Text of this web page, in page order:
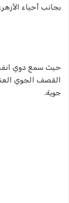
بجانب أحياء
حيث سمع دوي
القصف الجوي
جوية.